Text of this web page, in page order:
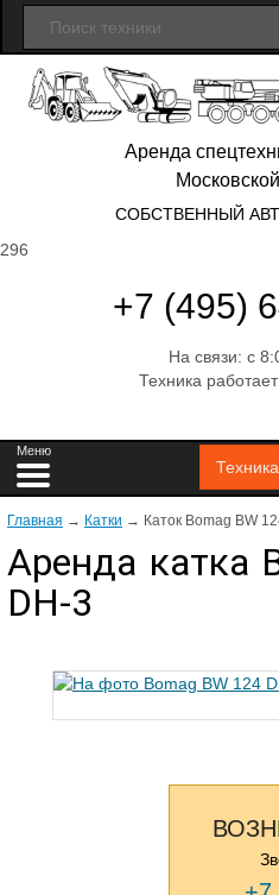
Аренда
СОБСТВЕННЫЙ
296
+7 (495)
На связи: с
Техника
Главная → Катки → Каток Bomag BW
Аренда катка
DH-3